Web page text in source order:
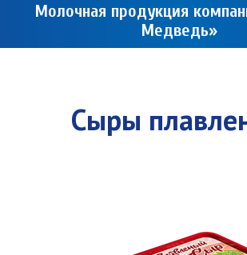
Молочная продукция
Медведь»
Сыры